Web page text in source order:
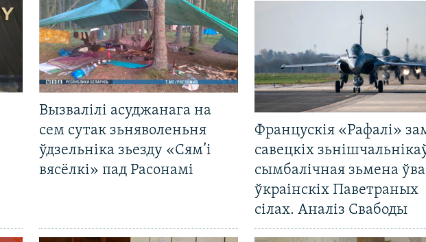
Вызвалілі асуджанага на
сем сутак зьняволеньня
ўдзельніка зьезду «Сям’і
вясёлкі» пад Расонамі
Францускія «Рафалі»
савецкіх
сымбалічная зьмена ўва
ўкраінскіх Паветраных
сілах. Аналіз Свабоды